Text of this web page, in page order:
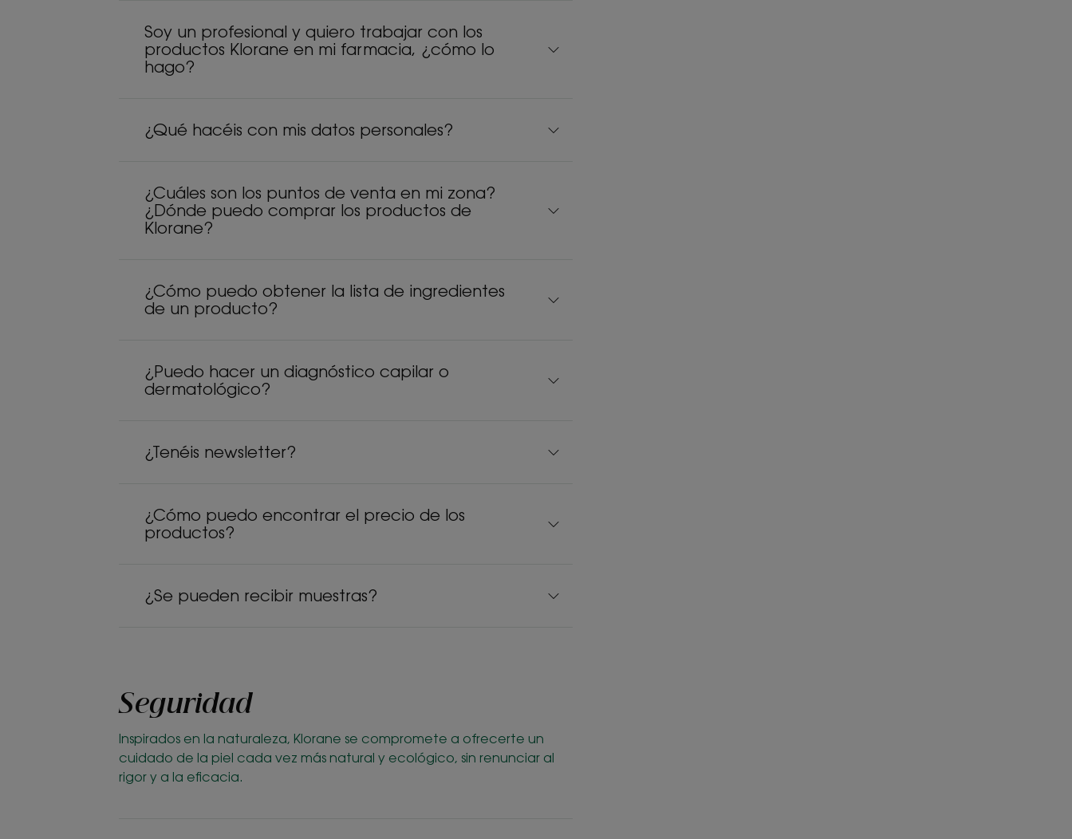
Soy un profesional y quiero trabajar con los
productos Klorane en mi farmacia, ¿cómo lo
hago?
¿Qué hacéis con mis datos personales?
¿Cuáles son los puntos de venta en mi zona?
¿Dónde puedo comprar los productos de
Klorane?
¿Cómo puedo obtener la lista de ingredientes
de un producto?
¿Puedo hacer un diagnóstico capilar o
dermatológico?
¿Tenéis newsletter?
¿Cómo puedo encontrar el precio de los
productos?
¿Se pueden recibir muestras?
Seguridad
Inspirados en la naturaleza, Klorane se compromete a ofrecerte un
cuidado de la piel cada vez más natural y ecológico, sin renunciar al
rigor y a la eficacia.